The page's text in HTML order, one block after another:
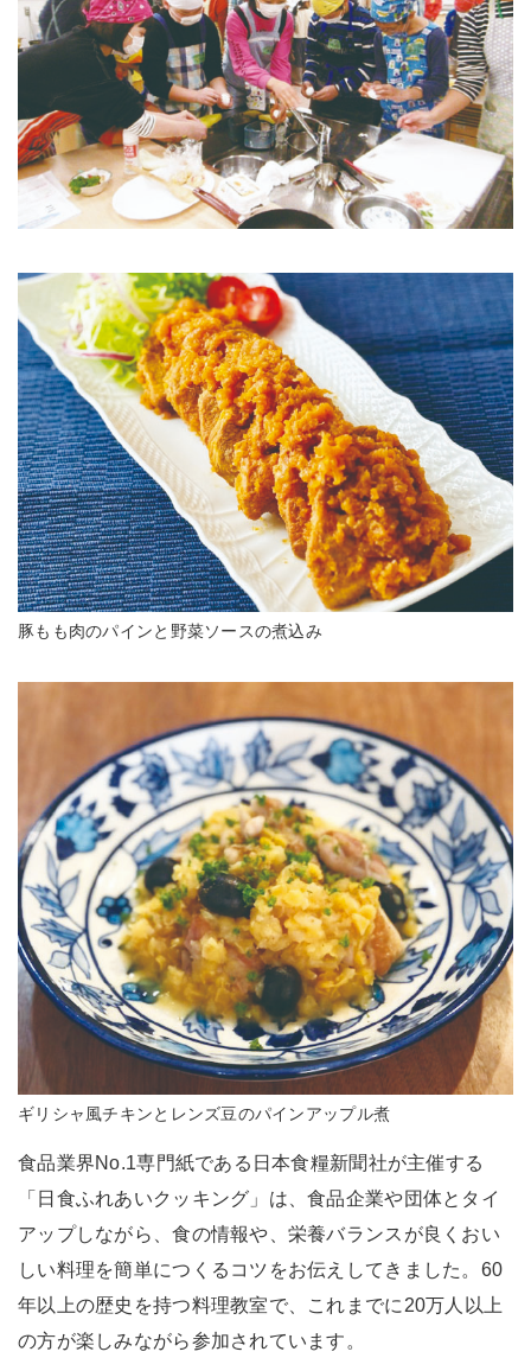
豚もも肉のパインと野菜ソースの煮込み
ギリシャ風チキンとレンズ豆のパインアップル煮
食品業界No.1専門紙である日本食糧新聞社が主催する
「日食ふれあいクッキング」は、食品企業や団体とタイ
アップしながら、食の情報や、栄養バランスが良くおい
しい料理を簡単につくるコツをお伝えしてきました。60
年以上の歴史を持つ料理教室で、これまでに20万人以上
の方が楽しみながら参加されています。